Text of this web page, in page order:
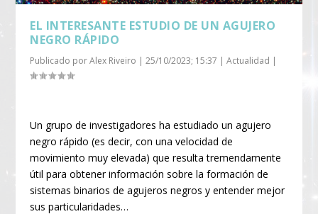
EL INTERESANTE ESTUDIO DE UN AGUJERO
NEGRO RÁPIDO
Publicado porAlex Riveiro |25/10/2023; 15:37 |Actualidad |
Un grupo de investigadores ha estudiado un agujero
negro rápido (es decir, con una velocidad de
movimiento muy elevada) que resulta tremendamente
útil para obtener información sobre la formación de
sistemas binarios de agujeros negros y entender mejor
sus particularidades…